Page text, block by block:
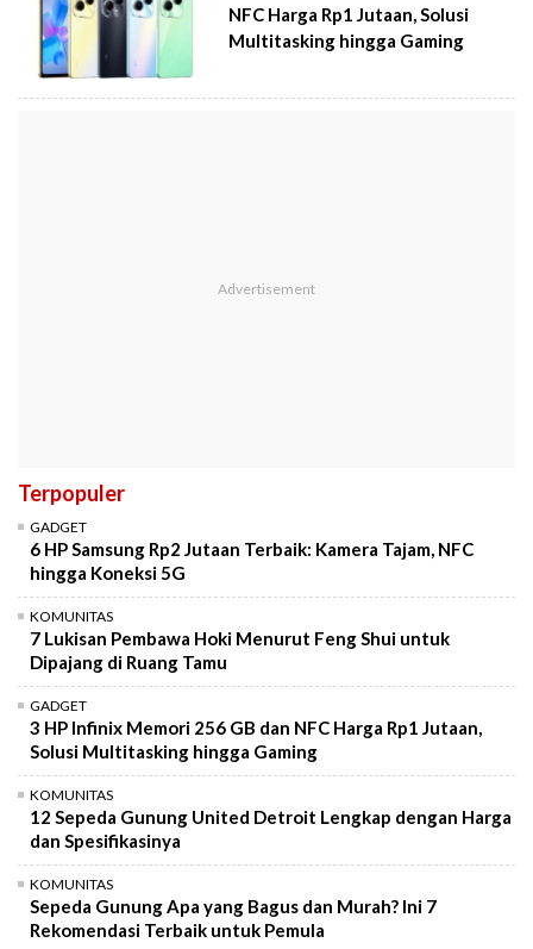
NFC Harga Rp1 Jutaan, Solusi
Multitasking hingga Gaming
Terpopuler
GADGET
6 HP Samsung Rp2 Jutaan Terbaik: Kamera Tajam, NFC
hingga Koneksi 5G
KOMUNITAS
7 Lukisan Pembawa Hoki Menurut Feng Shui untuk
Dipajang di Ruang Tamu
GADGET
3 HP Infinix Memori 256 GB dan NFC Harga Rp1 Jutaan,
Solusi Multitasking hingga Gaming
KOMUNITAS
12 Sepeda Gunung United Detroit Lengkap dengan Harga
dan Spesifikasinya
KOMUNITAS
Sepeda Gunung Apa yang Bagus dan Murah? Ini 7
Rekomendasi Terbaik untuk Pemula